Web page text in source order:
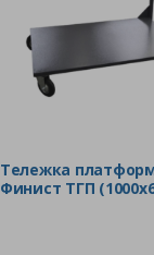
Тележка
Финист ТГП